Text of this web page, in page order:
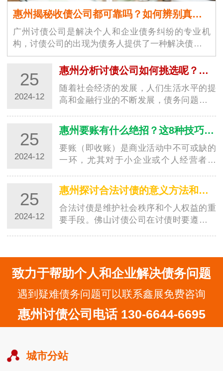
惠州揭秘收债公司都可靠吗？如何辨别真假！
广州讨债公司是解决个人和企业债务纠纷的专业机
构，讨债公司的出现为债务人提供了一种解决债务问
题的途径。广州讨债公司市场…
25
2024-12
惠州分析讨债公司如何挑选呢？需要注意什么细节？
随着社会经济的发展，人们生活水平的提
高和金融行业的不断发展，债务问题也逐
时，消费…
25
2024-12
惠州要账有什么绝招？这8种技巧值得学习！
要账（即收账）是商业活动中不可或缺的
一环，尤其对于小企业或个人经营者来
康发展的重…
25
2024-12
惠州探讨合法讨债的意义方法和注意事项
合法讨债是维护社会秩序和个人权益的重
要手段。佛山讨债公司在讨债时要遵守法
致力于帮助个人和企业解决债务问题
遇到疑难债务问题可以联系鑫展免费咨询
惠州讨债公司电话 130-6644-6695
城市分站